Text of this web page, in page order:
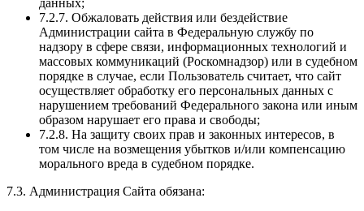
данных;
7.2.7. Обжаловать действия или бездействие
Администрации сайта в Федеральную службу по
надзору в сфере связи, информационных технологий и
массовых коммуникаций (Роскомнадзор) или в судебном
порядке в случае, если Пользователь считает, что сайт
осуществляет обработку его персональных данных с
нарушением требований Федерального закона или иным
образом нарушает его права и свободы;
7.2.8. На защиту своих прав и законных интересов, в
том числе на возмещения убытков и/или компенсацию
морального вреда в судебном порядке.
7.3. Администрация Сайта обязана: